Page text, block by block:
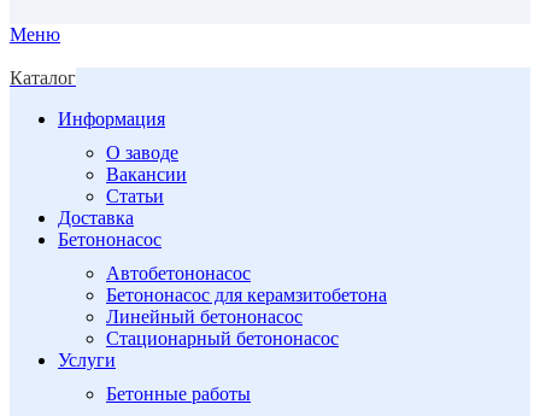
Меню
Каталог
Информация
О заводе
Вакансии
Статьи
Доставка
Бетононасос
Автобетононасос
Бетононасос для керамзитобетона
Линейный бетононасос
Стационарный бетононасос
Услуги
Бетонные работы